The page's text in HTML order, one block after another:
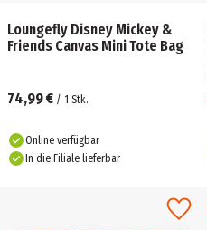
Loungefly Disney Mickey &
Friends Canvas Mini Tote Bag
74,99 € / 1 Stk.
Online verfügbar
In die Filiale lieferbar